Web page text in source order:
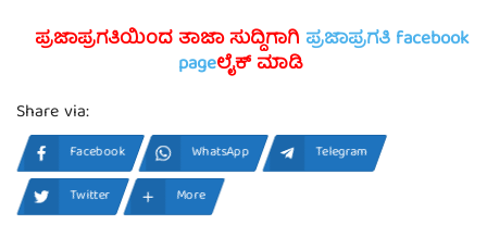
ಪ್ರಜಾಪ್ರಗತಿಯಿಂದ ತಾಜಾ ಸುದ್ದಿಗಾಗಿ ಪ್ರಜಾಪ್ರಗತಿ facebook
pageಲೈಕ್ ಮಾಡಿ
Share via:
Facebook WhatsApp
Telegram
Twitter
More